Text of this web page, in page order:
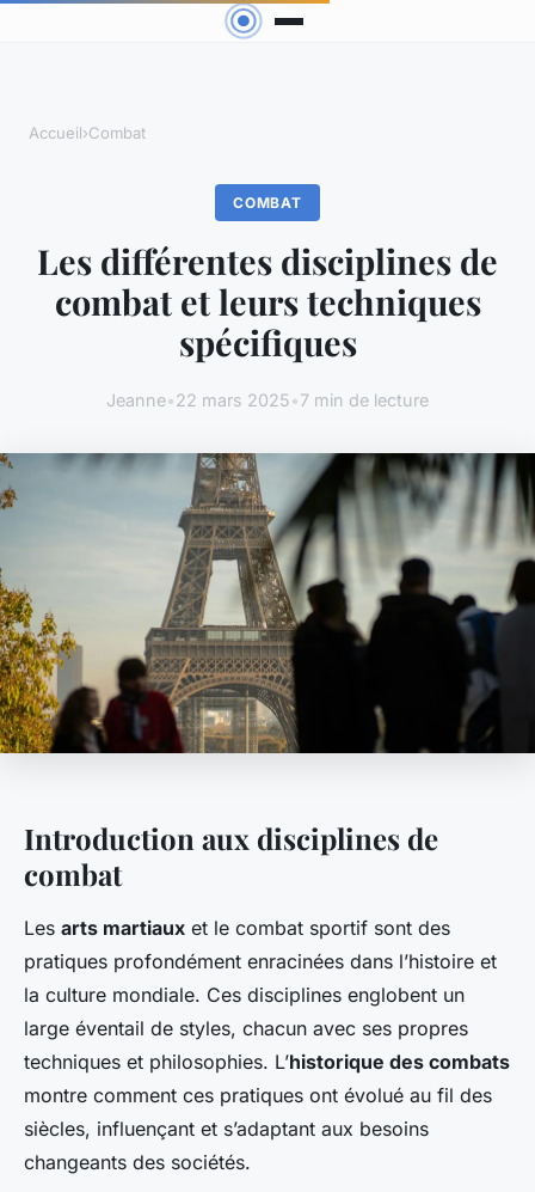
Accueil›Combat
COMBAT
Les différentes disciplines de
combat et leurs techniques
spécifiques
Jeanne•22 mars 2025•7 min de lecture
Introduction aux disciplines de
combat
Les arts martiaux et le combat sportif sont des
pratiques profondément enracinées dans l’histoire et
la culture mondiale. Ces disciplines englobent un
large éventail de styles, chacun avec ses propres
techniques et philosophies. L’historique des combats
montre comment ces pratiques ont évolué au fil des
siècles, influençant et s’adaptant aux besoins
changeants des sociétés.